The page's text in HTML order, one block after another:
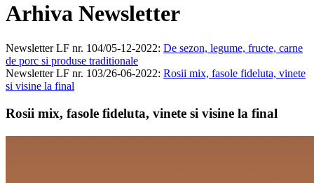
Arhiva Newsletter
Newsletter LF nr. 104/05-12-2022: De sezon, legume, fructe, carne
de porc si produse traditionale
Newsletter LF nr. 103/26-06-2022: Rosii mix, fasole fideluta, vinete
si visine la final
Rosii mix, fasole fideluta, vinete si visine la final